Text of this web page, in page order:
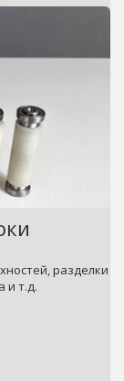
разделки
и т.д.